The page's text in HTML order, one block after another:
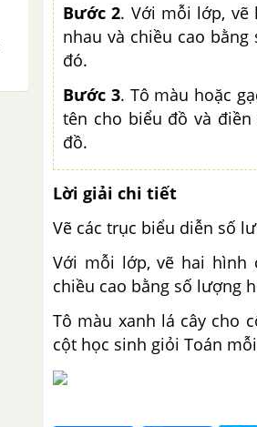
Bước 2. Với mỗi lớp, vẽ
nhau và chiều cao
đó.
Bước 3. Tô màu hoặc
tên cho biểu đồ và
đồ.
Lời giải chi tiết
Vẽ các trục biểu diễn số
Với mỗi lớp, vẽ hai hình
chiều cao bằng số lượng
Tô màu xanh lá cây cho
cột học sinh giỏi Toán